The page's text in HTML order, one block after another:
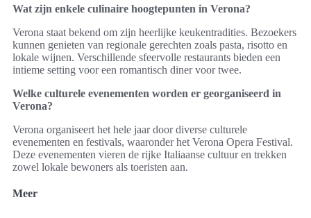
Wat zijn enkele culinaire hoogtepunten in Verona?
Verona staat bekend om zijn heerlijke keukentradities. Bezoekers
kunnen genieten van regionale gerechten zoals pasta, risotto en
lokale wijnen. Verschillende sfeervolle restaurants bieden een
intieme setting voor een romantisch diner voor twee.
Welke culturele evenementen worden er georganiseerd in
Verona?
Verona organiseert het hele jaar door diverse culturele
evenementen en festivals, waaronder het Verona Opera Festival.
Deze evenementen vieren de rijke Italiaanse cultuur en trekken
zowel lokale bewoners als toeristen aan.
Meer